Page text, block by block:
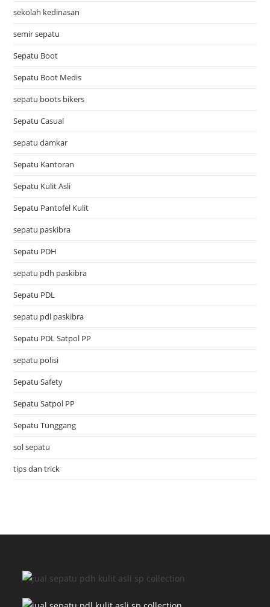
sekolah kedinasan
semir sepatu
Sepatu Boot
Sepatu Boot Medis
sepatu boots bikers
Sepatu Casual
sepatu damkar
Sepatu Kantoran
Sepatu Kulit Asli
Sepatu Pantofel Kulit
sepatu paskibra
Sepatu PDH
sepatu pdh paskibra
Sepatu PDL
sepatu pdl paskibra
Sepatu PDL Satpol PP
sepatu polisi
Sepatu Safety
Sepatu Satpol PP
Sepatu Tunggang
sol sepatu
tips dan trick